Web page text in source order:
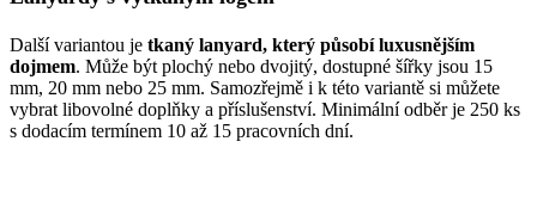
Další variantou je tkaný lanyard, který působí luxusnějším
dojmem. Může být plochý nebo dvojitý, dostupné šířky jsou 15
mm, 20 mm nebo 25 mm. Samozřejmě i k této variantě si můžete
vybrat libovolné doplňky a příslušenství. Minimální odběr je 250 ks
s dodacím termínem 10 až 15 pracovních dní.